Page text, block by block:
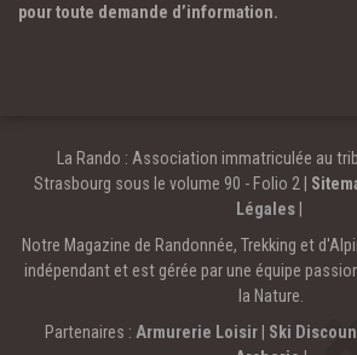
pour toute demande d’information.
La Rando : Association immatriculée au
Strasbourg sous le volume 90 - Folio 2 |
Légales
Notre Magazine de Randonnée, Trekking et
indépendant et est gérée par une équipe
la Nature.
Partenaires : Armurerie Loisir Ski